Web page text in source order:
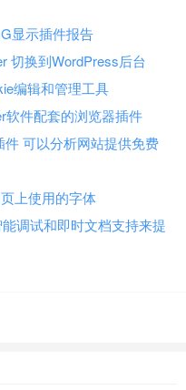
显示插件报告
切换到WordPress后台
编辑和管理工具
软件配套的浏览器插件
可以分析网站提供免费
上使用的字体
调试和即时文档支持来提